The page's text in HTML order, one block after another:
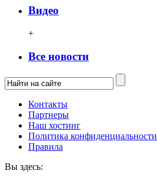
Видео
+
Все новости
Контакты
Партнеры
Наш хостинг
Политика конфиденциальности
Правила
Вы здесь: